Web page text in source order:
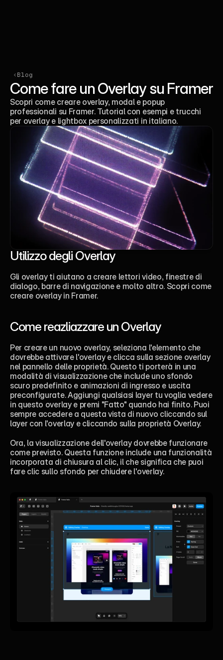
‹Blog
Come fare un Overlay su Framer
Scopri come creare overlay, modal e popup
professionali su Framer. Tutorial con esempi e trucchi
per overlay e lightbox personalizzati in italiano.
Utilizzo degli Overlay
Gli overlay ti aiutano a creare lettori video, finestre di
dialogo, barre di navigazione e molto altro. Scopri come
creare overlay in Framer.
Come reazliazzare un Overlay
Per creare un nuovo overlay, seleziona l'elemento che
dovrebbe attivare l'overlay e clicca sulla sezione overlay
nel pannello delle proprietà. Questo ti porterà in una
modalità di visualizzazione che include uno sfondo
scuro predefinito e animazioni di ingresso e uscita
preconfigurate. Aggiungi qualsiasi layer tu voglia vedere
in questo overlay e premi "Fatto" quando hai finito. Puoi
sempre accedere a questa vista di nuovo cliccando sul
layer con l'overlay e cliccando sulla proprietà Overlay.
Ora, la visualizzazione dell'overlay dovrebbe funzionare
come previsto. Questa funzione include una funzionalità
incorporata di chiusura al clic, il che significa che puoi
fare clic sullo sfondo per chiudere l'overlay.